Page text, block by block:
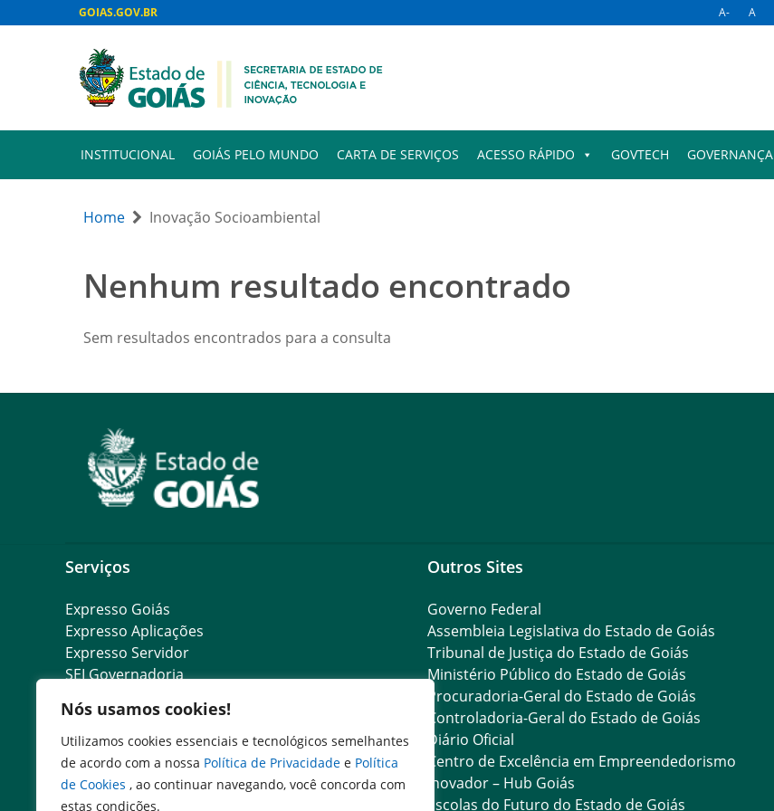
Nós usamos cookies!
Utilizamos cookies essenciais e tecnológicos semelhantes
de acordo com a nossa Política de Privacidade e Política
de Cookies , ao continuar navegando, você concorda com
estas condições.
GOIAS.GOV.BR A- A
INSTITUCIONAL GOIÁS PELO MUNDO CARTA DE SERVIÇOS ACESSO RÁPIDO GOVTECH GOVERNANÇA
Home Inovação Socioambiental
Nenhum resultado encontrado
Sem resultados encontrados para a consulta
Serviços
Expresso Goiás
Expresso Aplicações
Expresso Servidor
SEI Governadoria
Escola de Governo
Agenda de Autoridades
Portal do Colaborador
Outros Sites
Governo Federal
Assembleia Legislativa do Estado de Goiás
Tribunal de Justiça do Estado de Goiás
Ministério Público do Estado de Goiás
Procuradoria-Geral do Estado de Goiás
Controladoria-Geral do Estado de Goiás
Diário Oficial
Centro de Excelência em Empreendedorismo
Inovador – Hub Goiás
Escolas do Futuro do Estado de Goiás